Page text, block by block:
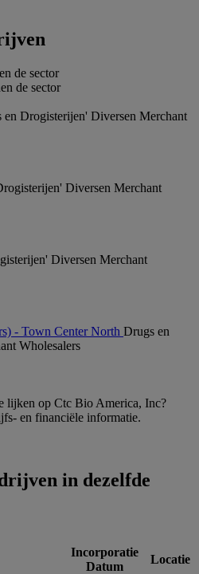
de sector
de sector
en Drogisterijen' Diversen Merchant
Diversen Merchant
Diversen Merchant
- Town Center North Drugs en
Wholesalers
lijken op Ctc Bio America, Inc?
en financiële informatie.
in dezelfde
Incorporatie
Datum
Locatie